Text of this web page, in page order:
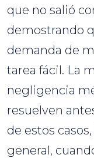
que no salió
demostrando
demanda de
tarea fácil. La
negligencia
resuelven
de estos
general,